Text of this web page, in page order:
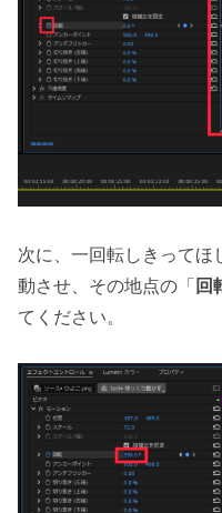
次に、一回転しきってほ
動させ、その地点の「回
てください。